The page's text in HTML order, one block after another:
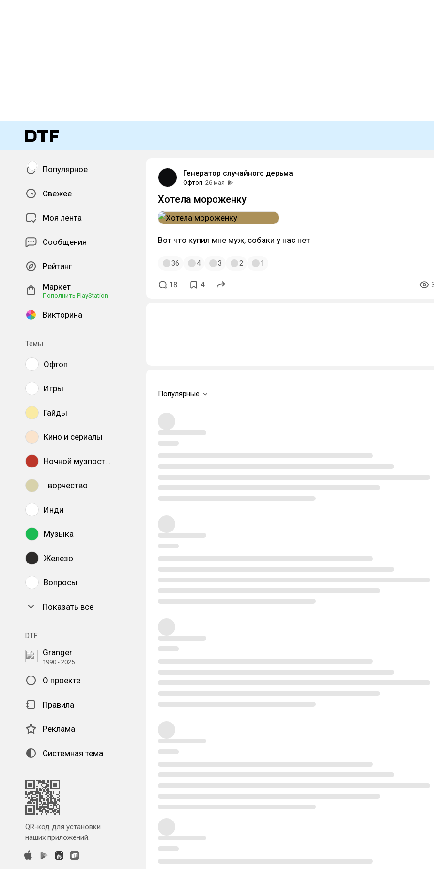
Популярное
Свежее
Моя лента
Сообщения
Рейтинг
Маркет
Пополнить PlayStation
Викторина
Темы
Офтоп
Игры
Гайды
Кино и сериалы
Ночной музпостинг
Творчество
Инди
Музыка
Железо
Вопросы
Показать все
DTF
Granger
1990 - 2025
О проекте
Правила
Реклама
Системная тема
QR-код для установки
наших приложений.
Генератор случайного дерьма
Офтоп 26 мая
Хотела мороженку
Вот что купил мне муж, собаки у нас нет
36 4 3 2 1
18 4
Популярные